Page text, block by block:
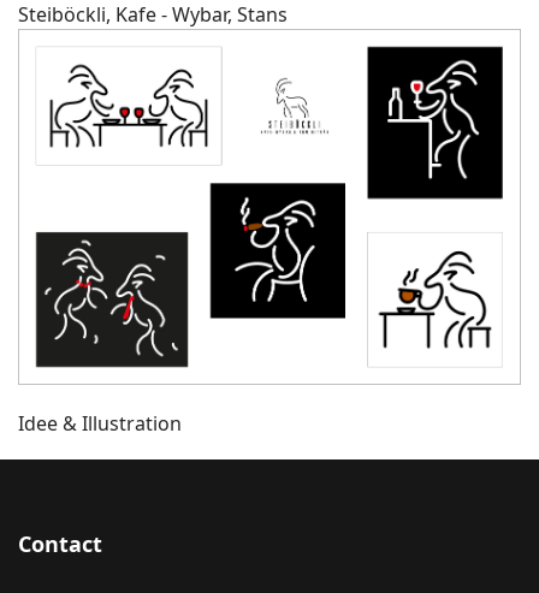
Steiböckli, Kafe - Wybar, Stans
Idee & Illustration
Contact